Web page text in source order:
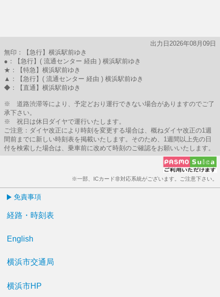
出力日2026年08月09日
無印：【急行】横浜駅前ゆき
●：【急行】( 流通センター 経由 ) 横浜駅前ゆき
★：【特急】横浜駅前ゆき
▲：【急行】( 流通センター 経由 ) 横浜駅前ゆき
◆：【直通】横浜駅前ゆき
※ 道路渋滞等により、予定どおり運行できない場合がありますのでご了
承下さい。
※ 祝日は休日ダイヤで運行いたします。
ご注意：ダイヤ改正により時刻を変更する場合は、概ねダイヤ改正の1週
間前までに新しい時刻表を掲載いたします。そのため、1週間以上先の日
付を検索した場合は、乗車前に改めて時刻のご確認をお願いいたします。
※一部、ICカード非対応系統がございます。ご注意下さい。
免責事項
経路・時刻表
English
横浜市交通局
横浜市HP